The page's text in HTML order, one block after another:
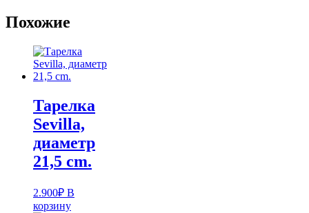
Похожие
Тарелка
Sevilla,
диаметр
21,5 cm.
2.900₽ В
корзину